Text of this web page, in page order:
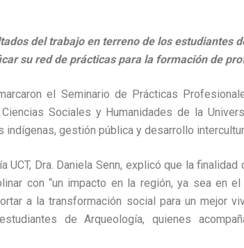
del trabajo en terreno de los estudiantes
su red de prácticas para la formación de
el Seminario de Prácticas
Sociales y Humanidades de la
indígenas, gestión pública y desarrollo
UCT, Dra. Daniela Senn, explicó que la
con “un impacto en la región, ya sea en
a la transformación social para un mejor
de Arqueología, quienes